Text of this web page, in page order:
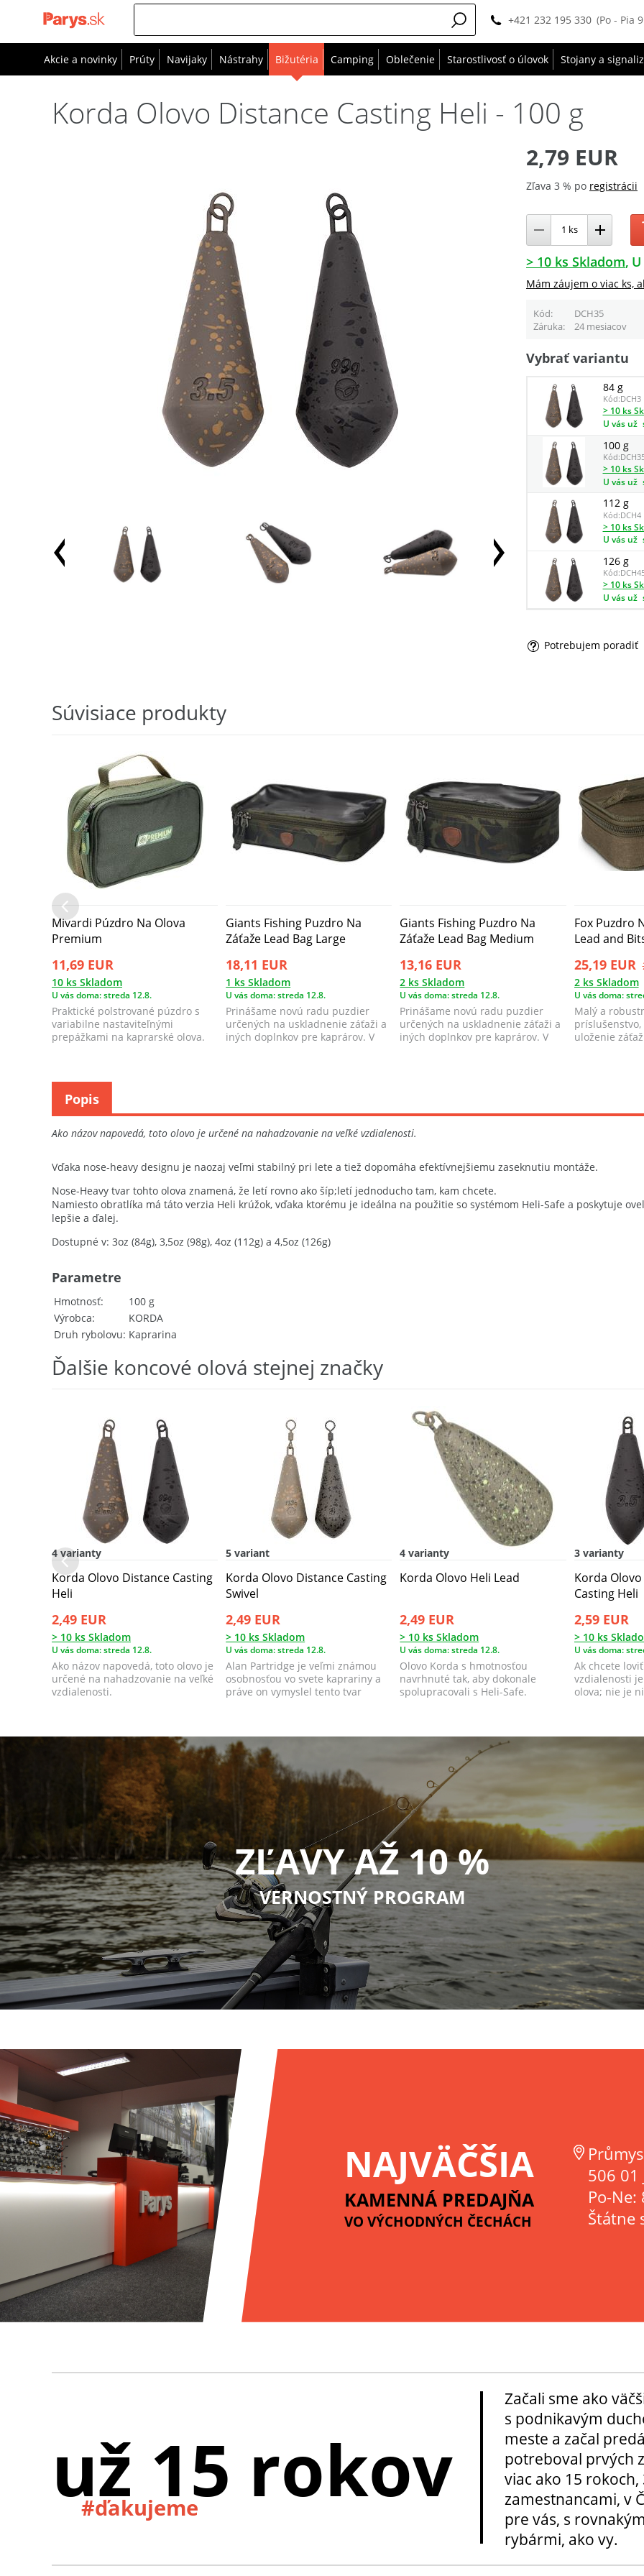
+421 232 195 330 (Po - Pia
Akcie a novinky Prúty Navijaky Nástrahy Bižutéria Camping Oblečenie Starostlivosť o úlovok Stojany a
Korda Olovo Distance Casting Heli - 100 g
2,79 EUR
Zľava 3 % po registrácii
> 10 ks Skladom
Mám záujem o viac ks,
Kód DCH35
Záruka
24 mesiacov
Vybrať variantu
84 g
Kód:DCH3
> 10 ks
U vás už
100 g
Kód:
> 10 ks
U vás už
112 g
Kód:DCH4
> 10 ks
U vás už
126 g
Kód:
> 10 ks
U vás už
Potrebujem poradiť
Súvisiace produkty
Mivardi Púzdro Na Olova
Premium
11,69 EUR
10 ks Skladom
U vás doma: streda 12.8.
Praktické polstrované púzdro s
variabilne nastaviteľnými
prepážkami na kaprarské olova.
Giants Fishing Puzdro Na
Záťaže Lead Bag Large
18,11 EUR
1 ks Skladom
U vás doma: streda 12.8.
Prinášame novú radu puzdier
určených na uskladnenie záťaži a
iných doplnkov pre kaprárov. V
Giants Fishing Puzdro Na
Záťaže Lead Bag Medium
13,16 EUR
2 ks Skladom
U vás doma: streda 12.8.
Prinášame novú radu puzdier
určených na uskladnenie záťaži a
iných doplnkov pre kaprárov. V
Fox Puzdro
Lead and
25,19 EUR
2 ks Skladom
U vás doma:
Malý a
uloženie
Ako názov napovedá, toto olovo je určené na nahadzovanie na veľké vzdialenosti.
Vďaka nose-heavy designu je naozaj veľmi stabilný pri lete a tiež dopomáha efektívnejšiemu zaseknutiu montáže.
Nose-Heavy tvar tohto olova znamená, že letí rovno ako šíp;letí jednoducho tam, kam chcete.
Namiesto obratlíka má táto verzia Heli krúžok, vďaka ktorému je ideálna na použitie so systémom Heli-Safe a poskytuje
lepšie a ďalej.
Dostupné v: 3oz (84g), 3,5oz (98g), 4oz (112g) a 4,5oz (126g)
Hmotnosť
100 g
Výrobca
KORDA
Druh rybolovu Kaprarina
Parametre
Popis
Ďalšie koncové olová stejnej značky
4 varianty
Korda Olovo Distance Casting
Heli
2,49 EUR
> 10 ks Skladom
U vás doma: streda 12.8.
Ako názov napovedá, toto olovo je
určené na nahadzovanie na veľké
vzdialenosti.
5 variant
Korda Olovo Distance Casting
Swivel
2,49 EUR
> 10 ks Skladom
U vás doma: streda 12.8.
Alan Partridge je veľmi známou
osobnosťou vo svete kaprariny a
práve on vymyslel tento tvar
4 varianty
Korda Olovo Heli Lead
2,49 EUR
> 10 ks Skladom
U vás doma: streda 12.8.
Olovo Korda s hmotnosťou
navrhnuté tak, aby dokonale
spolupracovali s Heli-Safe.
3 varianty
Korda
Casting Heli
2,59 EUR
> 10 ks
U vás doma:
Ak chcete
vzdialenosti
olova; nie je
ZĽAVY AŽ 10 %
VERNOSTNÝ PROGRAM
NAJVÄČŠIA
KAMENNÁ PREDAJŇA
VO VÝCHODNÝCH ČECHÁCH
506 01
Po-Ne:
Štátne
už 15 rokov
#ďakujeme
Začali sme ako
s podnikavým
meste a začal
potreboval prvých
viac ako 15 rokoch,
zamestnancami, v
pre vás, s
rybármi, ako vy.